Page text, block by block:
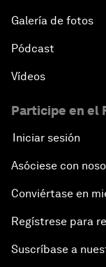
Galería de fotos
Pódcast
Vídeos
Participe en el
Iniciar sesión
Asóciese con
Conviértase en
Regístrese para
Suscríbase a